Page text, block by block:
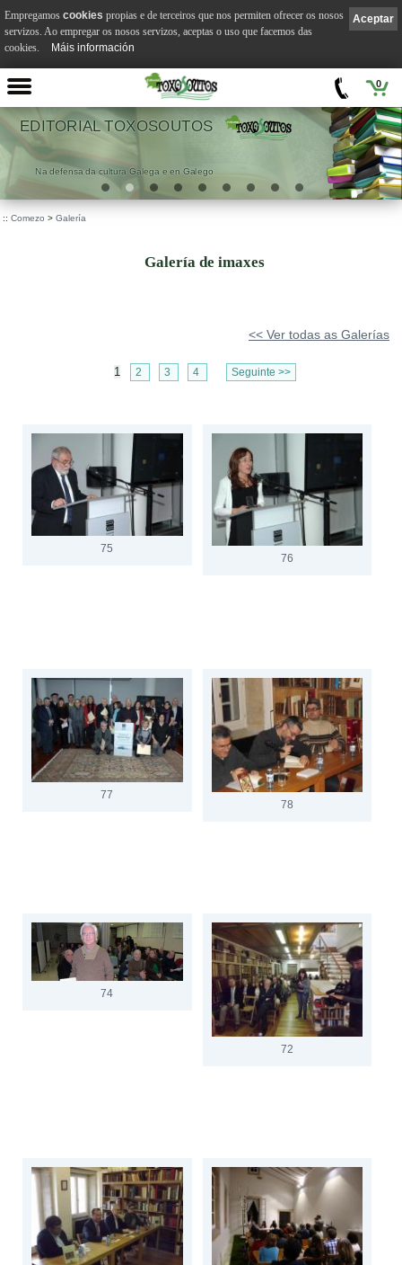
0
EDITORIAL TOXOSOUTOS
Na defensa da cultura Galega e en Galego
:: Comezo > Galería
Galería de imaxes
<< Ver todas as Galerías
1 2 3 4 Seguinte >>
75
76
77
78
74
72
Aceptar
Empregamos cookies propias e de terceiros que nos permiten ofrecer os nosos
servizos. Ao empregar os nosos servizos, aceptas o uso que facemos das
cookies.
Máis información